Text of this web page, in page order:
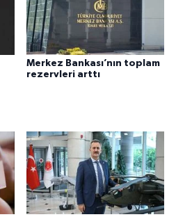
Merkez Bankası’nın toplam
rezervleri arttı